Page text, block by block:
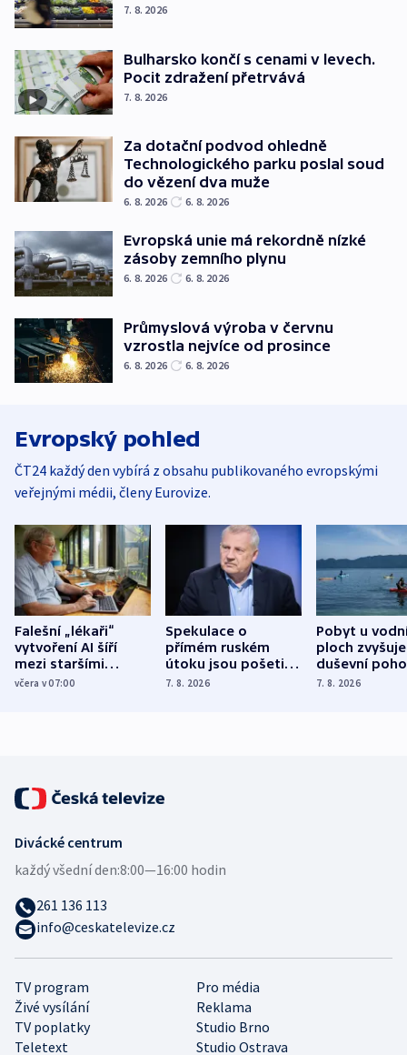
7. 8. 2026
Bulharsko končí s cenami v levech.
Pocit zdražení přetrvává
7. 8. 2026
Za dotační podvod ohledně
Technologického parku poslal soud
do vězení dva muže
6. 8. 2026 6. 8. 2026
Evropská unie má rekordně nízké
zásoby zemního plynu
6. 8. 2026 6. 8. 2026
Průmyslová výroba v červnu
vzrostla nejvíce od prosince
6. 8. 2026 6. 8. 2026
Evropský pohled
ČT24 každý den vybírá z obsahu publikovaného evropskými
veřejnými médii, členy Eurovize.
Falešní „lékaři“
vytvoření AI šíří
mezi staršími
Poláky nebezpečné
včera v 07:00
Spekulace o
přímém ruském
útoku jsou pošetilé,
míní estonský
7. 8. 2026
Pobyt u
ploch zvyšuje
duševní
ukázala
7. 8. 2026
TV program
Pro média
Živé vysílání
Reklama
TV poplatky
Studio Brno
Teletext
Studio Ostrava
Divácké centrum
každý všední den:8:00—16:00 hodin
261 136 113
info@ceskatelevize.cz